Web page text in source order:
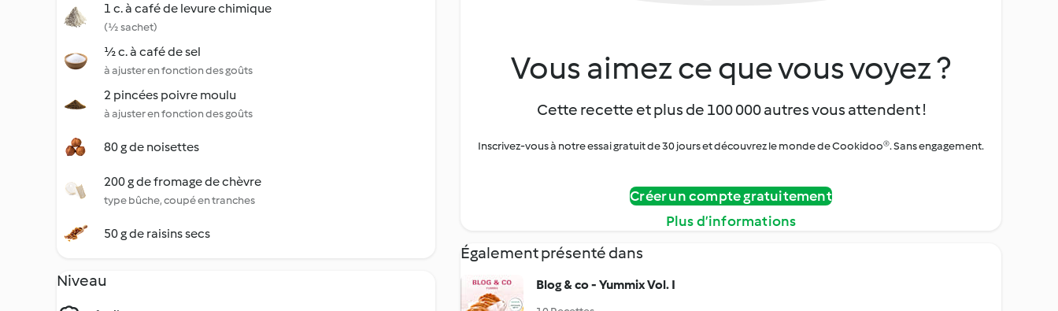
1 c. à café de levure chimique
(½ sachet)
½ c. à café de sel
à ajuster en fonction des goûts
2 pincées poivre moulu
à ajuster en fonction des goûts
80 g de noisettes
200 g de fromage de chèvre
type bûche, coupé en tranches
50 g de raisins secs
Niveau
Vous aimez ce que vous voyez ?
Cette recette et plus de 100 000 autres vous attendent !
Inscrivez-vous à notre essai gratuit de 30 jours et découvrez le monde de Cookidoo®. Sans engagement.
Créer un compte gratuitement
Plus d’informations
Également présenté dans
Blog & co - Yummix Vol. I